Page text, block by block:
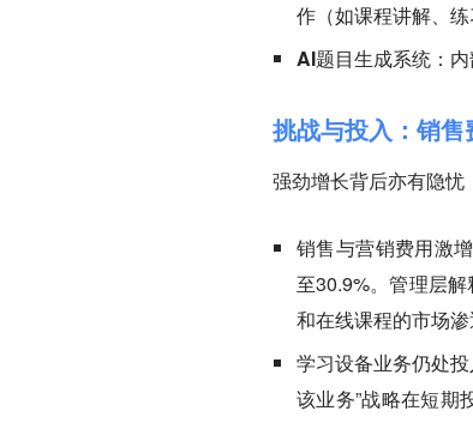
作（如课程讲解、
AI题目生成系统：
挑战与投入：销
强劲增长背后亦有隐忧
销售与营销费用激增
至30.9%。管理层
和在线课程的市场渗
学习设备业务仍处投
该业务”战略在短期